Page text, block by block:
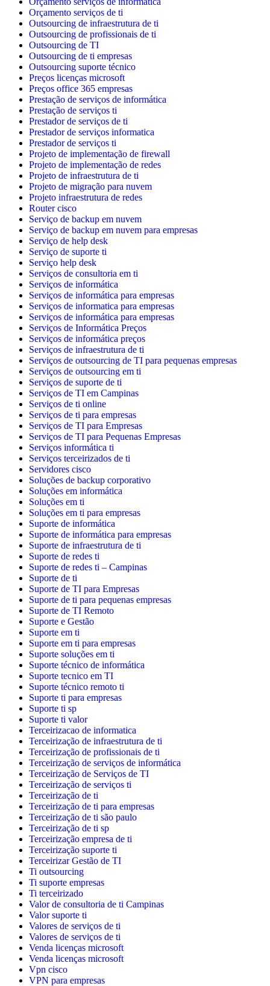
Orçamento serviços de ti
Outsourcing de infraestrutura de ti
Outsourcing de profissionais de ti
Outsourcing de TI
Outsourcing de ti empresas
Outsourcing suporte técnico
Preços licenças microsoft
Preços office 365 empresas
Prestação de serviços de informática
Prestação de serviços ti
Prestador de serviços de ti
Prestador de serviços informatica
Prestador de serviços ti
Projeto de implementação de firewall
Projeto de implementação de redes
Projeto de infraestrutura de ti
Projeto de migração para nuvem
Projeto infraestrutura de redes
Router cisco
Serviço de backup em nuvem
Serviço de backup em nuvem para empresas
Serviço de help desk
Serviço de suporte ti
Serviço help desk
Serviços de consultoria em ti
Serviços de informática
Serviços de informática para empresas
Serviços de informatica para empresas
Serviços de informática para empresas
Serviços de Informática Preços
Serviços de informática preços
Serviços de infraestrutura de ti
Serviços de outsourcing de TI para pequenas empresas
Serviços de outsourcing em ti
Serviços de suporte de ti
Serviços de TI em Campinas
Serviços de ti online
Serviços de ti para empresas
Serviços de TI para Empresas
Serviços de TI para Pequenas Empresas
Serviços informática ti
Serviços terceirizados de ti
Servidores cisco
Soluções de backup corporativo
Soluções em informática
Soluções em ti
Soluções em ti para empresas
Suporte de informática
Suporte de informática para empresas
Suporte de infraestrutura de ti
Suporte de redes ti
Suporte de redes ti – Campinas
Suporte de ti
Suporte de TI para Empresas
Suporte de ti para pequenas empresas
Suporte de TI Remoto
Suporte e Gestão
Suporte em ti
Suporte em ti para empresas
Suporte soluções em ti
Suporte técnico de informática
Suporte tecnico em TI
Suporte técnico remoto ti
Suporte ti para empresas
Suporte ti sp
Suporte ti valor
Terceirizacao de informatica
Terceirização de infraestrutura de ti
Terceirização de profissionais de ti
Terceirização de serviços de informática
Terceirização de Serviços de TI
Terceirização de serviços ti
Terceirização de ti
Terceirização de ti para empresas
Terceirização de ti são paulo
Terceirização de ti sp
Terceirização empresa de ti
Terceirização suporte ti
Terceirizar Gestão de TI
Ti outsourcing
Ti suporte empresas
Ti terceirizado
Valor de consultoria de ti Campinas
Valor suporte ti
Valores de serviços de ti
Valores de serviços de ti
Venda licenças microsoft
Venda licenças microsoft
Vpn cisco
VPN para empresas